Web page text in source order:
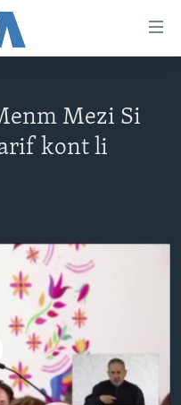
Mezi Si
kont li
available